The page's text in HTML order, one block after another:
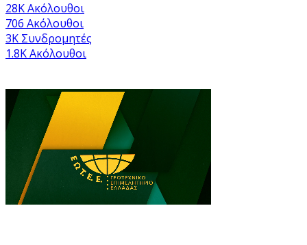
28KΑκόλουθοι
706 Ακόλουθοι
3K Συνδρομητές
1.8KΑκόλουθοι